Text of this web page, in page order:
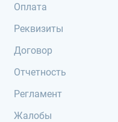
Оплата
Реквизиты
Договор
Отчетность
Регламент
Жалобы